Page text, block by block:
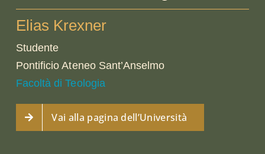
Elias Krexner
Studente
Pontificio Ateneo Sant’Anselmo
Facoltà di Teologia
Vai alla pagina dell’Università